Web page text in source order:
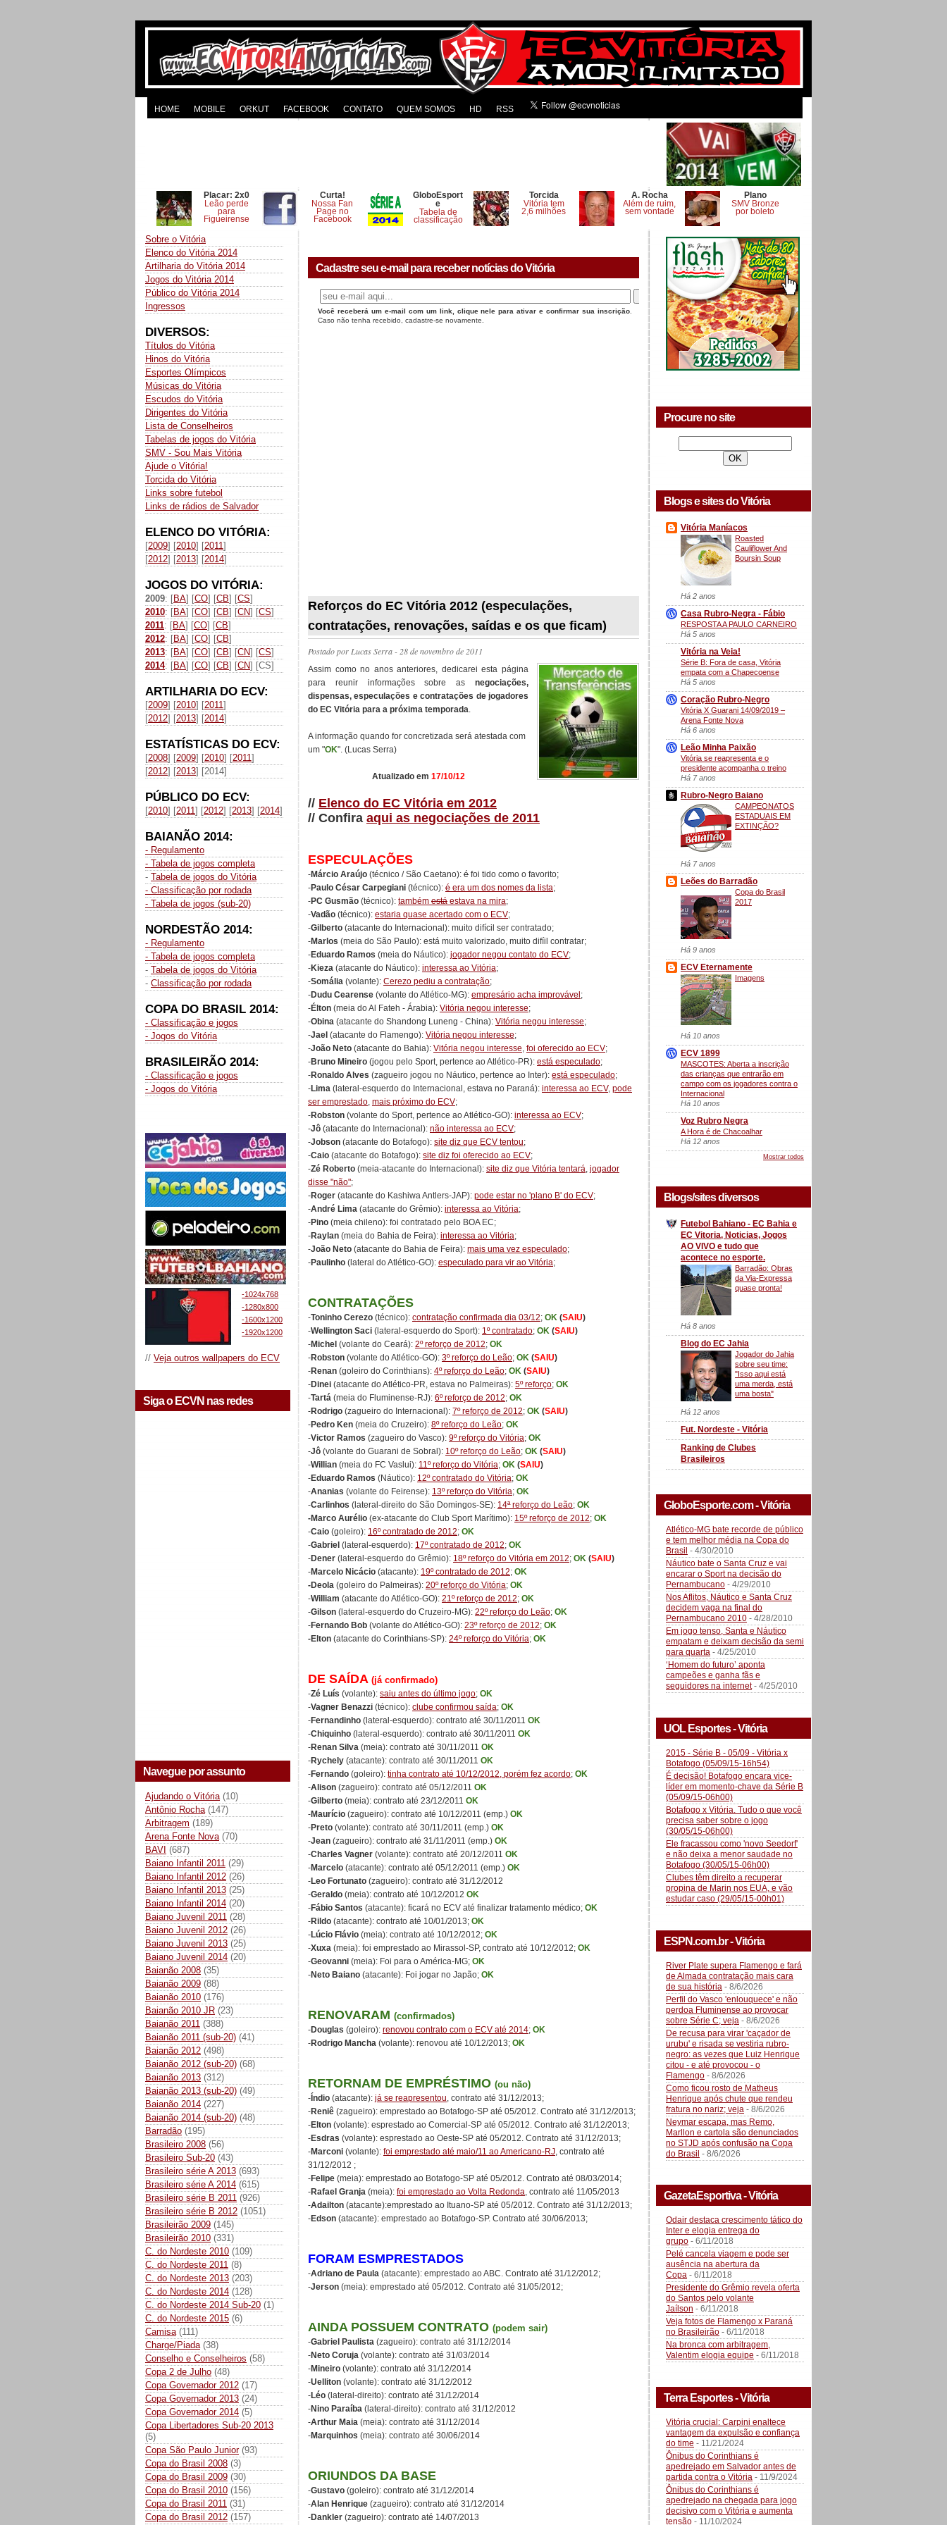
HOME MOBILE ORKUT FACEBOOK CONTATO QUEM SOMOS HD RSS
Placar: 2x0
Leão perde
para
Figueirense
Curta!
Nossa Fan
Page no
Facebook
GloboEsport
e
Tabela de
classificação
Torcida
Vitória tem
2,6 milhões
A. Rocha
Além de ruim,
sem vontade
Plano
SMV Bronze
por boleto
Sobre o Vitória
Elenco do Vitória 2014
Artilharia do Vitória 2014
Jogos do Vitória 2014
Público do Vitória 2014
Ingressos
DIVERSOS:
Títulos do Vitória
Hinos do Vitória
Esportes Olímpicos
Músicas do Vitória
Escudos do Vitória
Dirigentes do Vitória
Lista de Conselheiros
Tabelas de jogos do Vitória
SMV - Sou Mais Vitória
Ajude o Vitória!
Torcida do Vitória
Links sobre futebol
Links de rádios de Salvador
ELENCO DO VITÓRIA:
[2009] [2010] [2011]
[2012] [2013] [2014]
JOGOS DO VITÓRIA:
2009: [BA] [CO] [CB] [CS]
2010: [BA] [CO] [CB] [CN] [CS]
2011: [BA] [CO] [CB]
2012: [BA] [CO] [CB]
2013: [BA] [CO] [CB] [CN] [CS]
2014: [BA] [CO] [CB] [CN] [CS]
ARTILHARIA DO ECV:
[2009] [2010] [2011]
[2012] [2013] [2014]
ESTATÍSTICAS DO ECV:
[2008] [2009] [2010] [2011]
[2012] [2013] [2014]
PÚBLICO DO ECV:
[2010] [2011] [2012] [2013] [2014]
BAIANÃO 2014:
- Regulamento
- Tabela de jogos completa
- Tabela de jogos do Vitória
- Classificação por rodada
- Tabela de jogos (sub-20)
NORDESTÃO 2014:
- Regulamento
- Tabela de jogos completa
- Tabela de jogos do Vitória
- Classificação por rodada
COPA DO BRASIL 2014:
- Classificação e jogos
- Jogos do Vitória
BRASILEIRÃO 2014:
- Classificação e jogos
- Jogos do Vitória
-1024x768
-1280x800
-1600x1200
-1920x1200
// Veja outros wallpapers do ECV
Siga o ECVN nas redes
Navegue por assunto
Ajudando o Vitória (10)
Antônio Rocha (147)
Arbitragem (189)
Arena Fonte Nova (70)
BAVI (687)
Baiano Infantil 2011 (29)
Baiano Infantil 2012 (26)
Baiano Infantil 2013 (25)
Baiano Infantil 2014 (20)
Baiano Juvenil 2011 (28)
Baiano Juvenil 2012 (26)
Baiano Juvenil 2013 (25)
Baiano Juvenil 2014 (20)
Baianão 2008 (35)
Baianão 2009 (88)
Baianão 2010 (176)
Baianão 2010 JR (23)
Baianão 2011 (388)
Baianão 2011 (sub-20) (41)
Baianão 2012 (498)
Baianão 2012 (sub-20) (68)
Baianão 2013 (312)
Baianão 2013 (sub-20) (49)
Baianão 2014 (227)
Baianão 2014 (sub-20) (48)
Barradão (195)
Brasileiro 2008 (56)
Brasileiro Sub-20 (43)
Brasileiro série A 2013 (693)
Brasileiro série A 2014 (615)
Brasileiro série B 2011 (926)
Brasileiro série B 2012 (1051)
Brasileirão 2009 (145)
Brasileirão 2010 (331)
C. do Nordeste 2010 (109)
C. do Nordeste 2011 (8)
C. do Nordeste 2013 (203)
C. do Nordeste 2014 (128)
C. do Nordeste 2014 Sub-20 (1)
C. do Nordeste 2015 (6)
Camisa (111)
Charge/Piada (38)
Conselho e Conselheiros (58)
Copa 2 de Julho (48)
Copa Governador 2012 (17)
Copa Governador 2013 (24)
Copa Governador 2014 (5)
Copa Libertadores Sub-20 2013
(5)
Copa São Paulo Junior (93)
Copa do Brasil 2008 (3)
Copa do Brasil 2009 (30)
Copa do Brasil 2010 (156)
Copa do Brasil 2011 (31)
Copa do Brasil 2012 (157)
Cadastre seu e-mail para receber notícias do Vitória
Você receberá um e-mail com um link, clique nele para ativar e confirmar sua inscrição
Caso não tenha recebido, cadastre-se novamente.
Reforços do EC Vitória 2012 (especulações,
contratações, renovações, saídas e os que ficam)
Postado porLucas Serra- 28 de novembro de 2011
Assim como no anos anteriores, dedicarei esta página
para reunir informações sobre as negociações,
dispensas, especulações e contratações de jogadores
do EC Vitória para a próxima temporada.
A informação quando for concretizada será atestada com
um "OK". (Lucas Serra)
Atualizado em 17/10/12
// Elenco do EC Vitória em 2012
// Confira aqui as negociações de 2011
ESPECULAÇÕES
-Márcio Araújo (técnico / São Caetano): é foi tido como o favorito;
-Paulo César Carpegiani (técnico): é era um dos nomes da lista;
-PC Gusmão (técnico): também está estava na mira;
-Vadão (técnico): estaria quase acertado com o ECV;
-Gilberto (atacante do Internacional): muito difícil ser contratado;
-Marlos (meia do São Paulo): está muito valorizado, muito difíil contratar;
-Eduardo Ramos (meia do Náutico): jogador negou contato do ECV;
-Kieza (atacante do Náutico): interessa ao Vitória;
-Somália (volante): Cerezo pediu a contratação;
-Dudu Cearense (volante do Atlético-MG): empresário acha improvável ;
-Élton (meia do Al Fateh - Árabia): Vitória negou interesse;
-Obina (atacante do Shandong Luneng - China): Vitória negou interesse;
-Jael (atacante do Flamengo): Vitória negou interesse;
-João Neto (atacante do Bahia): Vitória negou interesse, foi oferecido ao ECV;
-Bruno Mineiro (jogou pelo Sport, pertence ao Atlético-PR): está especulado;
-Ronaldo Alves (zagueiro jogou no Náutico, pertence ao Inter): está especulado;
-Lima (lateral-esquerdo do Internacional, estava no Paraná): interessa ao ECV, pode
ser emprestado, mais próximo do ECV;
-Robston (volante do Sport, pertence ao Atlético-GO): interessa ao ECV;
-Jô (atacante do Internacional): não interessa ao ECV;
-Jobson (atacante do Botafogo): site diz que ECV tentou;
-Caio (atacante do Botafogo): site diz foi oferecido ao ECV;
-Zé Roberto (meia-atacante do Internacional): site diz que Vitória tentará, jogador
disse "não";
-Roger (atacante do Kashiwa Antlers-JAP): pode estar no 'plano B' do ECV;
-André Lima (atacante do Grêmio): interessa ao Vitória;
-Pino (meia chileno): foi contratado pelo BOA EC;
-Raylan (meia do Bahia de Feira): interessa ao Vitória;
-João Neto (atacante do Bahia de Feira): mais uma vez especulado;
-Paulinho (lateral do Atlético-GO): especulado para vir ao Vitória;
CONTRATAÇÕES
-Toninho Cerezo (técnico): contratação confirmada dia 03/12; OK (SAIU)
-Wellington Saci (lateral-esquerdo do Sport): 1º contratado; OK (SAIU)
-Michel (volante do Ceará): 2º reforço de 2012; OK
-Robston (volante do Atlético-GO): 3º reforço do Leão; OK (SAIU)
-Renan (goleiro do Corinthians): 4º reforço do Leão; OK (SAIU)
-Dinei (atacante do Atlético-PR, estava no Palmeiras): 5º reforço; OK
-Tartá (meia do Fluminense-RJ): 6º reforço de 2012; OK
-Rodrigo (zagueiro do Internacional): 7º reforço de 2012; OK (SAIU)
-Pedro Ken (meia do Cruzeiro): 8º reforço do Leão; OK
-Victor Ramos (zagueiro do Vasco): 9º reforço do Vitória; OK
-Jô (volante do Guarani de Sobral): 10º reforço do Leão; OK (SAIU)
-Willian (meia do FC Vaslui): 11º reforço do Vitória; OK (SAIU)
-Eduardo Ramos (Náutico): 12º contratado do Vitória; OK
-Ananias (volante do Feirense): 13º reforço do Vitória; OK
-Carlinhos (lateral-direito do São Domingos-SE): 14ª reforço do Leão; OK
-Marco Aurélio (ex-atacante do Club Sport Marítimo): 15º reforço de 2012; OK
-Caio (goleiro): 16º contratado de 2012; OK
-Gabriel (lateral-esquerdo): 17º contratado de 2012; OK
-Dener (lateral-esquerdo do Grêmio): 18º reforço do Vitória em 2012; OK (SAIU)
-Marcelo Nicácio (atacante): 19º contratado de 2012; OK
-Deola (goleiro do Palmeiras): 20º reforço do Vitória; OK
-William (atacante do Atlético-GO): 21º reforço de 2012; OK
-Gilson (lateral-esquerdo do Cruzeiro-MG): 22º reforço do Leão; OK
-Fernando Bob (volante do Atlético-GO): 23º reforço de 2012; OK
-Elton (atacante do Corinthians-SP): 24º reforço do Vitória; OK
DE SAÍDA (já confirmado)
-Zé Luís (volante): saiu antes do último jogo; OK
-Vagner Benazzi (técnico): clube confirmou saída; OK
-Fernandinho (lateral-esquerdo): contrato até 30/11/2011 OK
-Chiquinho (lateral-esquerdo): contrato até 30/11/2011 OK
-Renan Silva (meia): contrato até 30/11/2011 OK
-Rychely (atacante): contrato até 30/11/2011 OK
-Fernando (goleiro): tinha contrato até 10/12/2012, porém fez acordo; OK
-Alison (zagueiro): contrato até 05/12/2011 OK
-Gilberto (meia): contrato até 23/12/2011 OK
-Maurício (zagueiro): contrato até 10/12/2011 (emp.) OK
-Preto (volante): contrato até 30/11/2011 (emp.) OK
-Jean (zagueiro): contrato até 31/11/2011 (emp.) OK
-Charles Vagner (volante): contrato até 20/12/2011 OK
-Marcelo (atacante): contrato até 05/12/2011 (emp.) OK
-Leo Fortunato (zagueiro): contrato até 31/12/2012
-Geraldo (meia): contrato até 10/12/2012 OK
-Fábio Santos (atacante): ficará no ECV até finalizar tratamento médico; OK
-Rildo (atacante): contrato até 10/01/2013; OK
-Lúcio Flávio (meia): contrato até 10/12/2012; OK
-Xuxa (meia): foi emprestado ao Mirassol-SP, contrato até 10/12/2012; OK
-Geovanni (meia): Foi para o América-MG; OK
-Neto Baiano (atacante): Foi jogar no Japão; OK
RENOVARAM (confirmados)
-Douglas (goleiro): renovou contrato com o ECV até 2014; OK
-Rodrigo Mancha (volante): renovou até 10/12/2013; OK
RETORNAM DE EMPRÉSTIMO (ou não)
- Índio (atacante): já se reapresentou, contrato até 31/12/2013;
-Reniê (zagueiro): emprestado ao Botafogo-SP até 05/2012. Contrato até 31/12/2013;
-Elton (volante): esprestado ao Comercial-SP até 05/2012. Contrato até 31/12/2013;
-Esdras (volante): esprestado ao Oeste-SP até 05/2012. Contrato até 31/12/2013;
-Marconi (volante): foi emprestado até maio/11 ao Americano-RJ, contrato até
31/12/2012 ;
-Felipe (meia): emprestado ao Botafogo-SP até 05/2012. Contrato até 08/03/2014;
-Rafael Granja (meia): foi emprestado ao Volta Redonda, contrato até 11/05/2013
-Adailton (atacante):emprestado ao Ituano-SP até 05/2012. Contrato até 31/12/2013;
-Edson (atacante): emprestado ao Botafogo-SP. Contrato até 30/06/2013;
FORAM ESMPRESTADOS
-Adriano de Paula (atacante): emprestado ao ABC. Contrato até 31/12/2012;
-Jerson (meia): emprestado até 05/2012. Contrato até 31/05/2012;
AINDA POSSUEM CONTRATO (podem sair)
-Gabriel Paulista (zagueiro): contrato até 31/12/2014
-Neto Coruja (volante): contrato até 31/03/2014
-Mineiro (volante): contrato até 31/12/2014
-Uelliton (volante): contrato até 31/12/2012
-Léo (lateral-direito): contrato até 31/12/2014
-Nino Paraíba (lateral-direito): contrato até 31/12/2012
-Arthur Maia (meia): contrato até 31/12/2014
-Marquinhos (meia): contrato até 30/06/2014
ORIUNDOS DA BASE
-Gustavo (goleiro): contrato até 31/12/2014
-Alan Henrique (zagueiro): contrato até 31/12/2014
-Dankler (zagueiro): contrato até 14/07/2013
Procure no site
Blogs e sites do Vitória
Vitória Maníacos
Roasted
Cauliflower And
Boursin Soup
Há 2 anos
Casa Rubro-Negra - Fábio
RESPOSTA A PAULO CARNEIRO
Há 5 anos
Vitória na Veia!
Série B: Fora de casa, Vitória
empata com a Chapecoense
Há 5 anos
Coração Rubro-Negro
Vitória X Guarani 14/09/2019 –
Arena Fonte Nova
Há 6 anos
Leão Minha Paixão
Vitória se reapresenta e o
presidente acompanha o treino
Há 7 anos
Rubro-Negro Baiano
CAMPEONATOS
ESTADUAIS EM
EXTINÇÃO?
Há 7 anos
Leões do Barradão
Copa do Brasil
2017
Há 9 anos
ECV Eternamente
Imagens
Há 10 anos
ECV 1899
MASCOTES: Aberta a inscrição
das crianças que entrarão em
campo com os jogadores contra o
Internacional
Há 10 anos
Voz Rubro Negra
A Hora é de Chacoalhar
Há 12 anos
Mostrar todos
Blogs/sites diversos
Futebol Bahiano - EC Bahia e
EC Vitoria, Noticias, Jogos
AO VIVO e tudo que
acontece no esporte.
Barradão: Obras
da Via-Expressa
quase pronta!
Há 8 anos
Blog do EC Jahia
Jogador do Jahia
sobre seu time:
"Isso aqui está
uma merda, está
uma bosta"
Há 12 anos
Fut. Nordeste - Vitória
Ranking de Clubes
Brasileiros
GloboEsporte.com - Vitória
Atlético-MG bate recorde de público
e tem melhor média na Copa do
Brasil - 4/30/2010
Náutico bate o Santa Cruz e vai
encarar o Sport na decisão do
Pernambucano - 4/29/2010
Nos Aflitos, Náutico e Santa Cruz
decidem vaga na final do
Pernambucano 2010 - 4/28/2010
Em jogo tenso, Santa e Náutico
empatam e deixam decisão da semi
para quarta - 4/25/2010
‘Homem do futuro’ aponta
campeões e ganha fãs e
seguidores na internet- 4/25/2010
UOL Esportes - Vitória
2015 - Série B - 05/09 - Vitória x
Botafogo (05/09/15-16h54)
É decisão! Botafogo encara vice-
líder em momento-chave da Série B
(05/09/15-06h00)
Botafogo x Vitória. Tudo o que você
precisa saber sobre o jogo
(30/05/15-06h00)
Ele fracassou como 'novo Seedorf'
e não deixa a menor saudade no
Botafogo (30/05/15-06h00)
Clubes têm direito a recuperar
propina de Marin nos EUA, e vão
estudar caso (29/05/15-00h01)
ESPN.com.br - Vitória
River Plate supera Flamengo e fará
de Almada contratação mais cara
de sua história - 8/6/2026
Perfil do Vasco 'enlouquece' e não
perdoa Fluminense ao provocar
sobre Série C; veja - 8/6/2026
De recusa para virar 'caçador de
urubu' e risada se vestiria rubro-
negro: as vezes que Luiz Henrique
citou - e até provocou - o
Flamengo - 8/6/2026
Como ficou rosto de Matheus
Henrique após chute que rendeu
fratura no nariz; veja - 8/6/2026
Neymar escapa, mas Remo,
Marllon e cartola são denunciados
no STJD após confusão na Copa
do Brasil - 8/6/2026
GazetaEsportiva - Vitória
Odair destaca crescimento tático do
Inter e elogia entrega do
grupo - 6/11/2018
Pelé cancela viagem e pode ser
ausência na abertura da
Copa - 6/11/2018
Presidente do Grêmio revela oferta
do Santos pelo volante
Jaílson - 6/11/2018
Veja fotos de Flamengo x Paraná
no Brasileirão - 6/11/2018
Na bronca com arbitragem,
Valentim elogia equipe - 6/11/2018
Terra Esportes - Vitória
Vitória crucial: Carpini enaltece
vantagem da expulsão e confiança
do time - 11/21/2024
Ônibus do Corinthians é
apedrejado em Salvador antes de
partida contra o Vitória - 11/9/2024
Ônibus do Corinthians é
apedrejado na chegada para jogo
decisivo com o Vitória e aumenta
tensão - 11/10/2024